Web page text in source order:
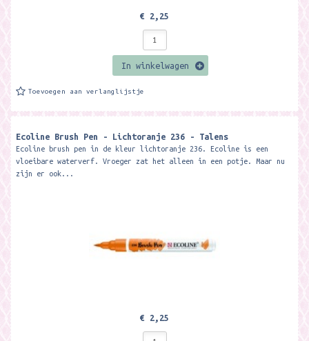
€ 2,25
In winkelwagen
Toevoegen aan verlanglijstje
Ecoline Brush Pen - Lichtoranje 236 - Talens
Ecoline brush pen in de kleur lichtoranje 236. Ecoline is een
vloeibare waterverf. Vroeger zat het alleen in een potje. Maar nu
zijn er ook...
€ 2,25